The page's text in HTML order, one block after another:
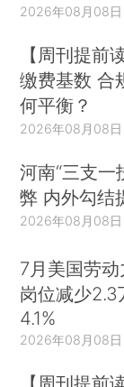
2026年08月08日
【周刊提前
缴费基数 合
何平衡？
2026年08月08日
河南“三支一
弊 内外勾结
2026年08月08日
7月美国劳
岗位减少2.3
4.1%
2026年08月08日